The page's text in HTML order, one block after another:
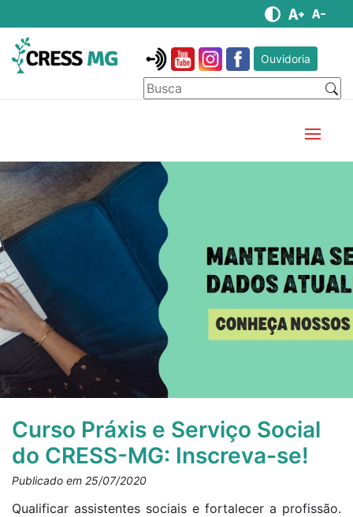
Ouvidoria
Curso Práxis e Serviço Social
do CRESS-MG: Inscreva-se!
Publicado em 25/07/2020
Qualificar assistentes sociais e fortalecer a profissão.